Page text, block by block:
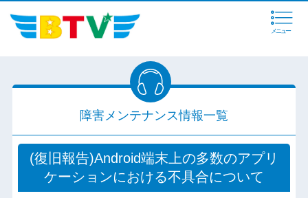
メニュー
障害メンテナンス情報一覧
(復旧報告)Android端末上の多数のアプリ
ケーションにおける不具合について